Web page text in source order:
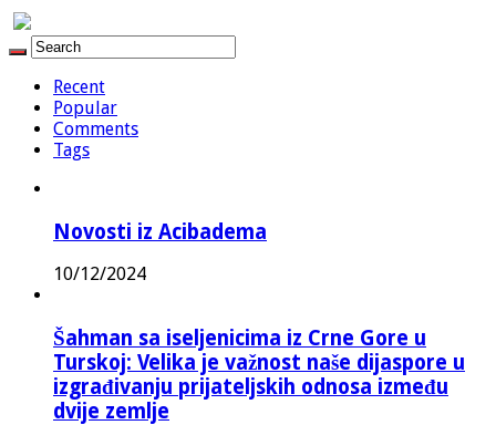
Recent
Popular
Comments
Tags
Novosti iz Acibadema
10/12/2024
Šahman sa iseljenicima iz Crne Gore u
Turskoj: Velika je važnost naše dijaspore u
izgrađivanju prijateljskih odnosa između
dvije zemlje